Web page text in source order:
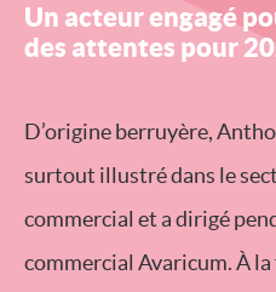
Un acteur engagé
des attentes pour
D’origine berruyère,
surtout illustré dans le
commercial et a dirigé
commercial Avaricum. À